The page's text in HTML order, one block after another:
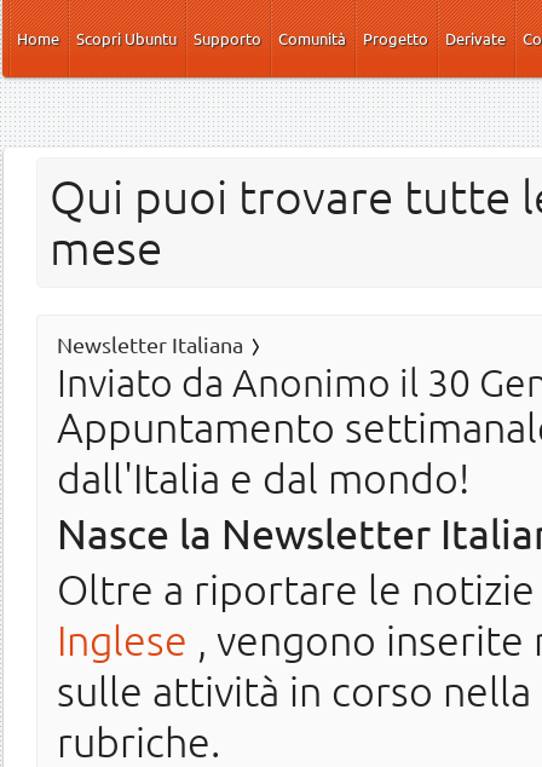
Salta al contenuto principale
Home
Scopri Ubuntu Supporto Comunità Progetto Derivate
Qui puoi trovare tutte
mese
Newsletter Italiana
Inviato da Anonimo il 30
Appuntamento
dall'Italia e dal mondo!
Nasce la Newsletter
Oltre a riportare le
Inglese , vengono
sulle attività in corso
rubriche.